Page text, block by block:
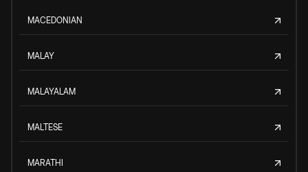
MACEDONIAN
MALAY
MALAYALAM
MALTESE
MARATHI